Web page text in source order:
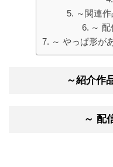
～関連
～
～ やっぱ形が
～紹介作
～ 配